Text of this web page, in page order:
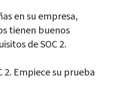
en su empresa,
tienen buenos
de SOC 2.
2. Empiece su prueba